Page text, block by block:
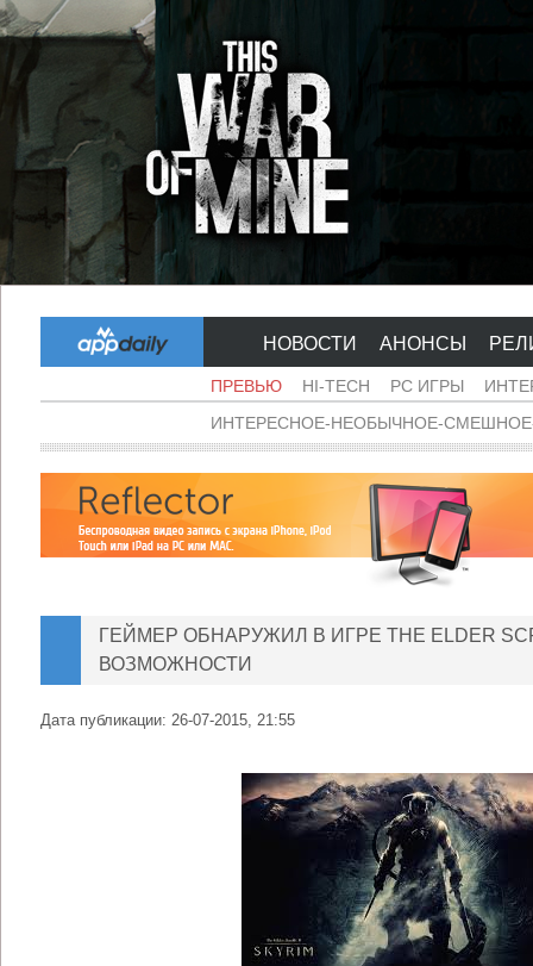
НОВОСТИ АНОНСЫ
ПРЕВЬЮ HI-TECH PC ИГРЫ
ИНТЕРЕСНОЕ-НЕОБЫЧНОЕ-
ГЕЙМЕР ОБНАРУЖИЛ В ИГРЕ THE ELDER
ВОЗМОЖНОСТИ
Дата публикации: 26-07-2015, 21:55